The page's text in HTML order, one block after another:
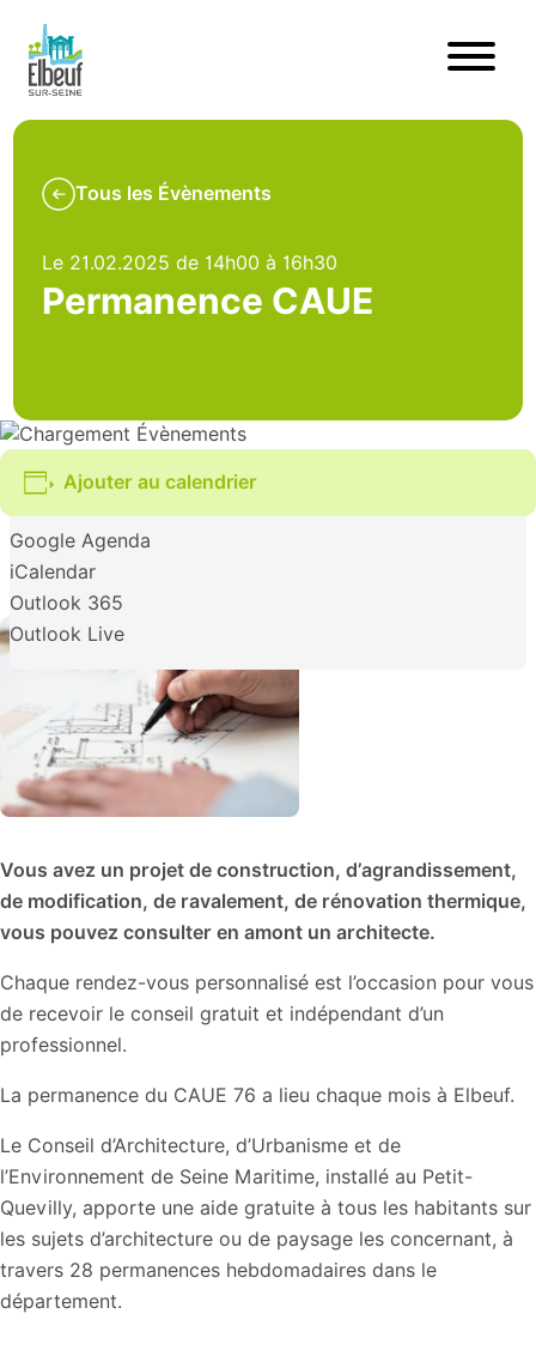
Tous les Évènements
Le 21.02.2025 de 14h00 à 16h30
Permanence CAUE
Ajouter au calendrier
Google Agenda
iCalendar
Outlook 365
Outlook Live
Vous avez un projet de construction, d’agrandissement,
de modification, de ravalement, de rénovation thermique,
vous pouvez consulter en amont un architecte.
Chaque rendez-vous personnalisé est l’occasion pour vous
de recevoir le conseil gratuit et indépendant d’un
professionnel.
La permanence du CAUE 76 a lieu chaque mois à Elbeuf.
Le Conseil d’Architecture, d’Urbanisme et de
l’Environnement de Seine Maritime, installé au Petit-
Quevilly, apporte une aide gratuite à tous les habitants sur
les sujets d’architecture ou de paysage les concernant, à
travers 28 permanences hebdomadaires dans le
département.